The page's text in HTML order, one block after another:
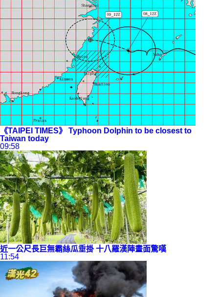
《TAIPEI TIMES》 Typhoon Dolphin to be closest to
Taiwan today
09:58
近一公尺長巨無霸絲瓜垂掛十八羅漢陣畫面驚嘆
11:54